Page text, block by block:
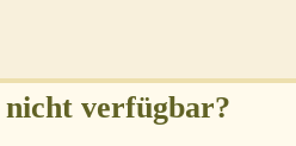
verfügbar?